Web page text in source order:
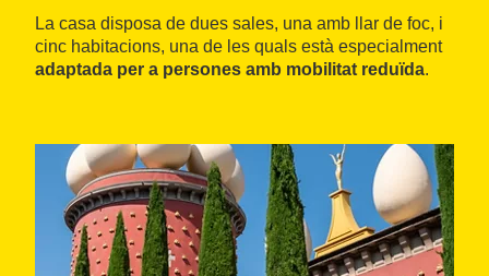
La casa disposa de dues sales, una amb llar de foc, i
cinc habitacions, una de les quals està especialment
adaptada per a persones amb mobilitat reduïda.